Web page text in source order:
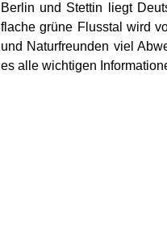
Berlin und Stettin liegt
flache grüne Flusstal wird
und Naturfreunden viel
es alle wichtigen